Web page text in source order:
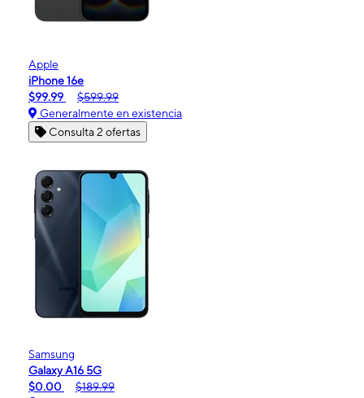
Apple
iPhone 16e
$99.99
$599.99
Generalmente en existencia
Consulta 2 ofertas
Samsung
Galaxy A16 5G
$0.00
$189.99